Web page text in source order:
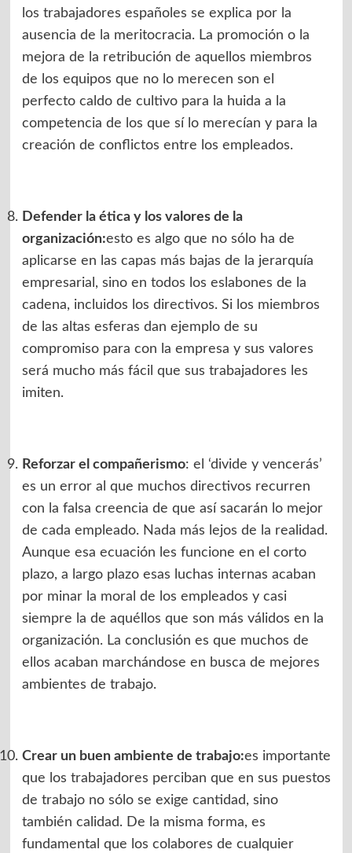
los trabajadores españoles se explica por la
ausencia de la meritocracia. La promoción o la
mejora de la retribución de aquellos miembros
de los equipos que no lo merecen son el
perfecto caldo de cultivo para la huida a la
competencia de los que sí lo merecían y para la
creación de conflictos entre los empleados.
Defender la ética y los valores de la
organización:esto es algo que no sólo ha de
aplicarse en las capas más bajas de la jerarquía
empresarial, sino en todos los eslabones de la
cadena, incluidos los directivos. Si los miembros
de las altas esferas dan ejemplo de su
compromiso para con la empresa y sus valores
será mucho más fácil que sus trabajadores les
imiten.
Reforzar el compañerismo: el ‘divide y vencerás’
es un error al que muchos directivos recurren
con la falsa creencia de que así sacarán lo mejor
de cada empleado. Nada más lejos de la realidad.
Aunque esa ecuación les funcione en el corto
plazo, a largo plazo esas luchas internas acaban
por minar la moral de los empleados y casi
siempre la de aquéllos que son más válidos en la
organización. La conclusión es que muchos de
ellos acaban marchándose en busca de mejores
ambientes de trabajo.
Crear un buen ambiente de trabajo:es importante
que los trabajadores perciban que en sus puestos
de trabajo no sólo se exige cantidad, sino
también calidad. De la misma forma, es
fundamental que los colabores de cualquier